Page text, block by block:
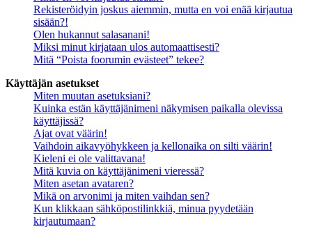
Rekisteröidyin joskus aiemmin, mutta en voi enää kirjautua
sisään?!
Olen hukannut salasanani!
Miksi minut kirjataan ulos automaattisesti?
Mitä “Poista foorumin evästeet” tekee?
Käyttäjän asetukset
Miten muutan asetuksiani?
Kuinka estän käyttäjänimeni näkymisen paikalla olevissa
käyttäjissä?
Ajat ovat väärin!
Vaihdoin aikavyöhykkeen ja kellonaika on silti väärin!
Kieleni ei ole valittavana!
Mitä kuvia on käyttäjänimeni vieressä?
Miten asetan avataren?
Mikä on arvonimi ja miten vaihdan sen?
Kun klikkaan sähköpostilinkkiä, minua pyydetään
kirjautumaan?